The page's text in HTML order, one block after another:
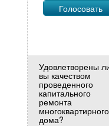
Удовлетворены
вы качеством
проведенного
капитального
ремонта
многоквартирного
дома?